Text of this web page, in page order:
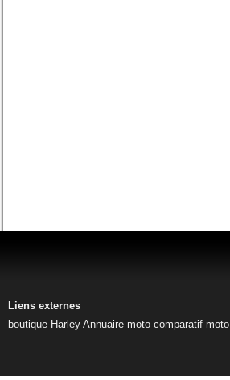
Liens externes
boutique Harley Annuaire moto comparatif moto